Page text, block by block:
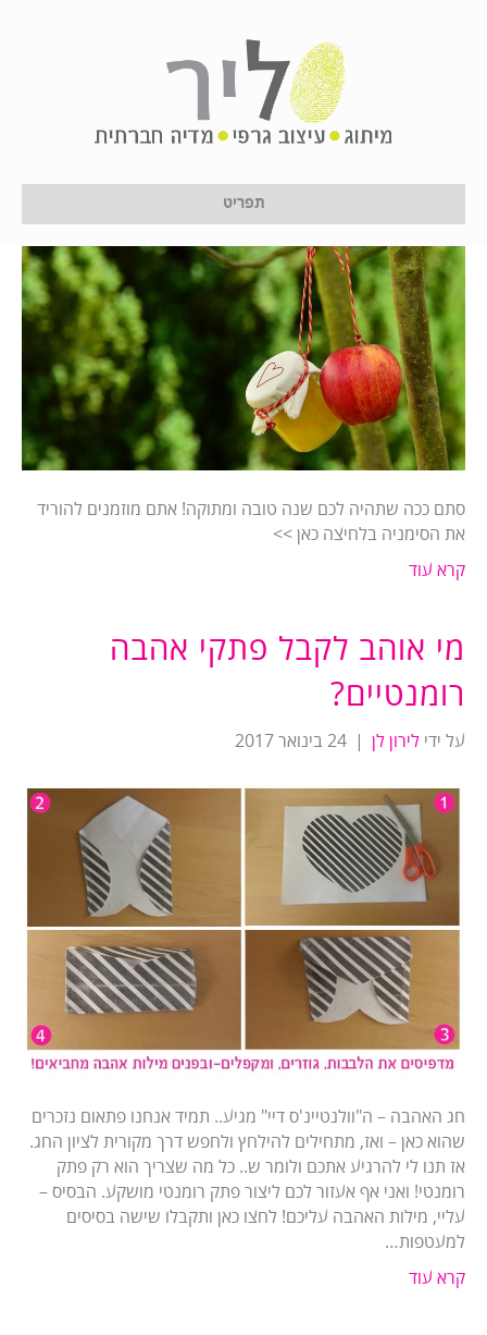
תפריט
סימניה מגניבה לראש השנה –
להורדה במתנה!
לירון לן|24 בינואר 2017
סתם ככה שתהיה לכם שנה טובה ומתוקה! אתם מוזמנים להוריד
את הסימניה בלחיצה כאן >>
קרא עוד
מי אוהב לקבל פתקי אהבה
רומנטיים?
על ידי לירון לן | 24 בינואר 2017
חג האהבה – ה"וולנטיינ'ס דיי" מגיע.. תמיד אנחנו פתאום נזכרים
שהוא כאן – ואז, מתחילים להילחץ ולחפש דרך מקורית לציון החג.
אז תנו לי להרגיע אתכם ולומר ש.. כל מה שצריך הוא רק פתק
רומנטי! ואני אף אעזור לכם ליצור פתק רומנטי מושקע. הבסיס –
עליי, מילות האהבה עליכם! לחצו כאן ותקבלו שישה בסיסים
למעטפות…
קרא עוד